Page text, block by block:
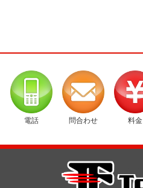
電話 問合わせ 料金